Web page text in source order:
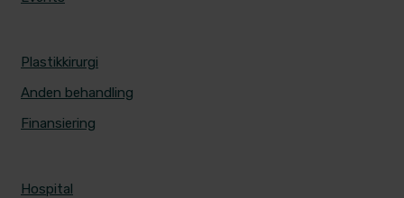
Plastikkirurgi
Anden behandling
Finansiering
Hospital